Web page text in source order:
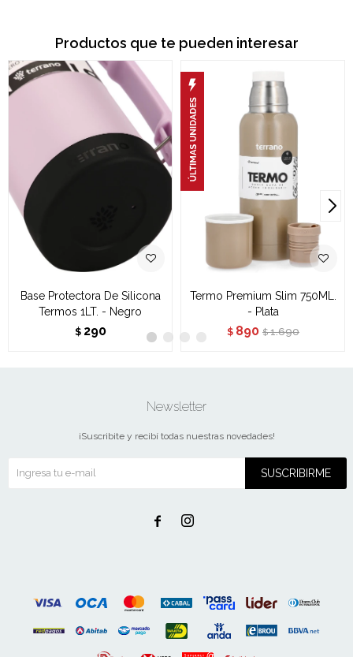
Productos que te pueden interesar
Base Protectora De Silicona
Termos 1LT. - Negro
$ 290
Termo Premium Slim 750ML.
- Plata
$ 890 $ 1.690
Newsletter
¡Suscribite y recibí todas nuestras novedades!
SUSCRIBIRME
 